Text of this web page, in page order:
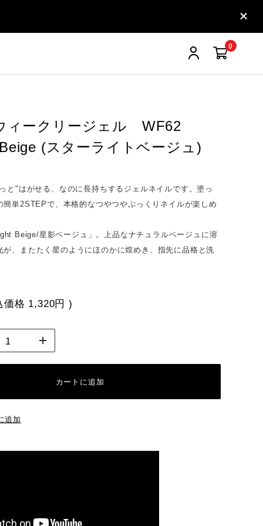
0
ィークリージェル WF62
(スターライトベージュ)
と"はがせる、なのに長持ちするジェルネイルです。塗っ
簡単2STEPで、本格的なつやつやぷっくりネイルが楽しめ
Beige/星影ベージュ」。上品なナチュラルベージュに溶
が、またたく星のようにほのかに煌めき、指先に品格と洗
価格 1,320円 )
カートに追加
追加